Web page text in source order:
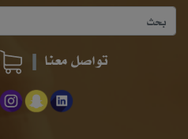
تواصل معنا